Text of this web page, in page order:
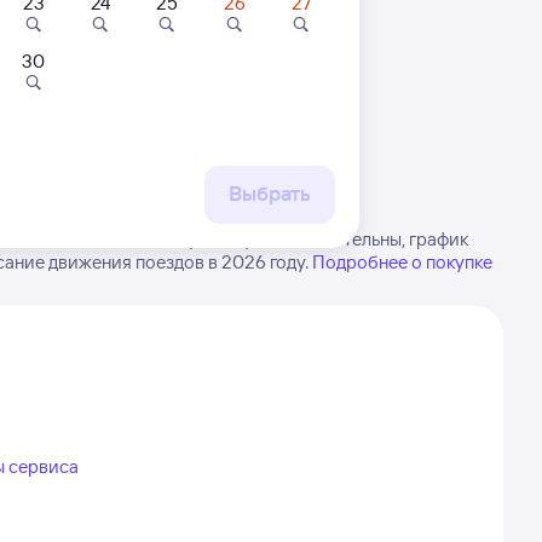
из Ясной в Хадабулак. Будьте внимательны, график
движения поездов в 2026 году. Подробнее о покупке
сервиса
30
Выбрать